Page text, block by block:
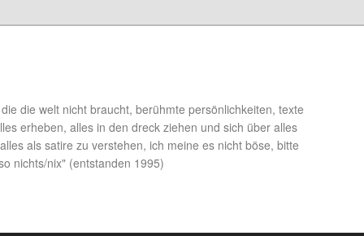
die welt nicht braucht, berühmte persönlichkeiten, texte
erheben, alles in den dreck ziehen und sich über alles
als satire zu verstehen, ich meine es nicht böse, bitte
nichts/nix" (entstanden 1995)